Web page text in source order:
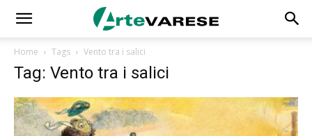
Home Tags Vento tra i salici
Tag: Vento tra i salici